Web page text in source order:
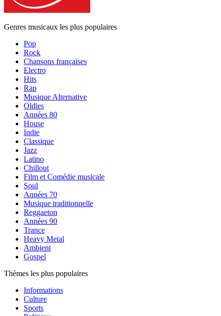
Genres musicaux les plus populaires
Pop
Rock
Chansons françaises
Electro
Hits
Rap
Musique Alternative
Oldies
Années 80
House
Indie
Classique
Jazz
Latino
Chillout
Film et Comédie musicale
Soul
Années 70
Musique traditionnelle
Reggaeton
Années 90
Trance
Heavy Metal
Ambient
Gospel
Thèmes les plus populaires
Informations
Culture
Sports